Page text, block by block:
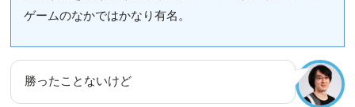
ゲームのなかではかなり有名。
勝ったことないけど